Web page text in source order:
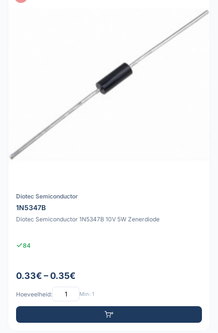
Diotec Semiconductor
1N5347B
Diotec Semiconductor 1N5347B 10V 5W Zenerdiode
84
0.33€ – 0.35€
Hoeveelheid: Min: 1